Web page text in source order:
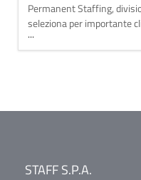
Permanent Staffing,
seleziona per importante
Distribuzione Organizzata
REPARTO MACELLERIA.
responsabile de
...
STAFF S.P.A.